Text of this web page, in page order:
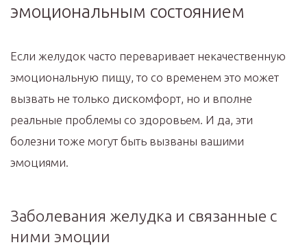
эмоциональным состоянием
Если желудок часто переваривает некачественную
эмоциональную пищу, то со временем это может
вызвать не только дискомфорт, но и вполне
реальные проблемы со здоровьем. И да, эти
болезни тоже могут быть вызваны вашими
эмоциями.
Заболевания желудка и связанные с
ними эмоции